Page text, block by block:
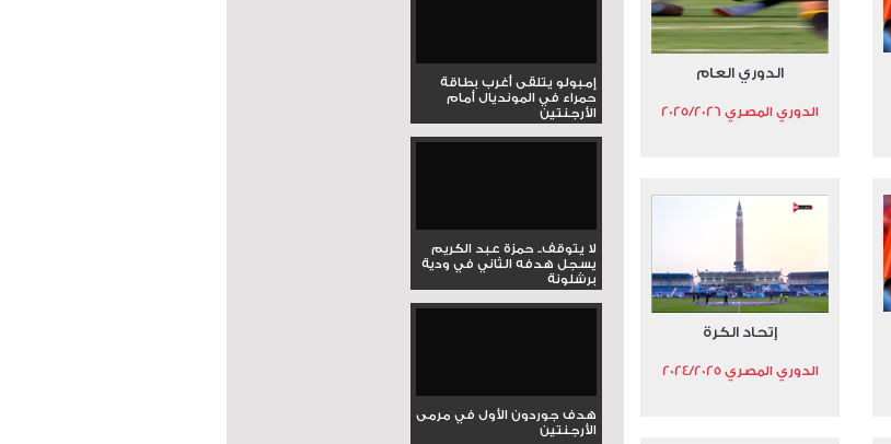
الدوري العام
الدوري المصري 2025/2026
إتحاد الكرة
الدوري المصري 2024/2025
إمبولو يتلقى أغرب بطاقة
حمراء في المونديال أمام
الأرجنتين
لا يتوقف.. حمزة عبد الكريم
يسجل هدفه الثاني في ودية
برشلونة
هدف جوردون الأول في مرمى
الأرجنتين